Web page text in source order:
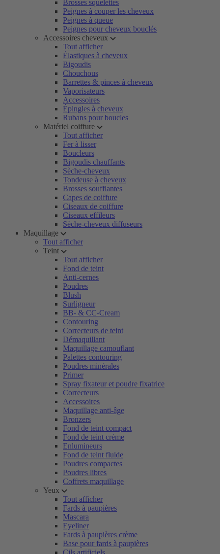
Brosses squelettes
Peignes à couper les cheveux
Peignes à queue
Peignes pour cheveux bouclés
Accessoires cheveux
Tout afficher
Élastiques à cheveux
Bigoudis
Chouchous
Barrettes & pinces à cheveux
Vaporisateurs
Accessoires
Épingles à cheveux
Rubans pour boucles
Matériel coiffure
Tout afficher
Fer à lisser
Boucleurs
Bigoudis chauffants
Sèche-cheveux
Tondeuse à cheveux
Brosses soufflantes
Capes de coiffure
Ciseaux de coiffure
Ciseaux effileurs
Sèche-cheveux diffuseurs
Maquillage
Tout afficher
Teint
Tout afficher
Fond de teint
Anti-cernes
Poudres
Blush
Surligneur
BB- & CC-Cream
Contouring
Correcteurs de teint
Démaquillant
Maquillage camouflant
Palettes contouring
Poudres minérales
Primer
Spray fixateur et poudre fixatrice
Correcteurs
Accessoires
Maquillage anti-âge
Bronzers
Fond de teint compact
Fond de teint crème
Enlumineurs
Fond de teint fluide
Poudres compactes
Poudres libres
Coffrets maquillage
Yeux
Tout afficher
Fards à paupières
Mascara
Eyeliner
Fards à paupières crème
Base pour fards à paupières
Cils artificiels